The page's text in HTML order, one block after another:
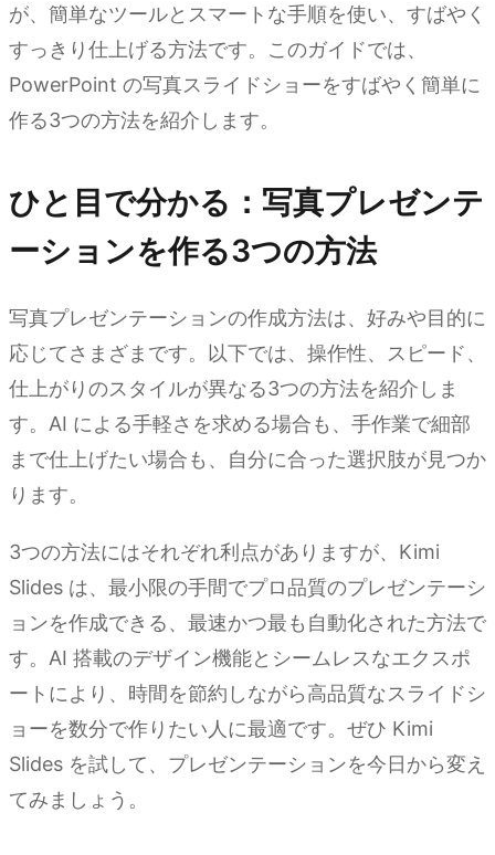
が、簡単なツールとスマートな手順を使い、すばやく
すっきり仕上げる方法です。このガイドでは、
PowerPoint の写真スライドショーをすばやく簡単に
作る3つの方法を紹介します。
ひと目で分かる：写真プレゼンテ
ーションを作る3つの方法
写真プレゼンテーションの作成方法は、好みや目的に
応じてさまざまです。以下では、操作性、スピード、
仕上がりのスタイルが異なる3つの方法を紹介しま
す。AI による手軽さを求める場合も、手作業で細部
まで仕上げたい場合も、自分に合った選択肢が見つか
ります。
3つの方法にはそれぞれ利点がありますが、Kimi
Slides は、最小限の手間でプロ品質のプレゼンテーシ
ョンを作成できる、最速かつ最も自動化された方法で
す。AI 搭載のデザイン機能とシームレスなエクスポ
ートにより、時間を節約しながら高品質なスライドシ
ョーを数分で作りたい人に最適です。ぜひ Kimi
Slides を試して、プレゼンテーションを今日から変え
てみましょう。